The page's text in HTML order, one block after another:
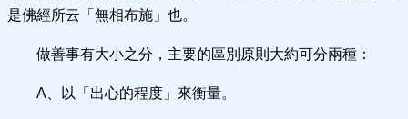
是佛經所云「無相布施」也。
做善事有大小之分，主要的區別原則大約可分兩種：
A、以「出心的程度」來衡量。